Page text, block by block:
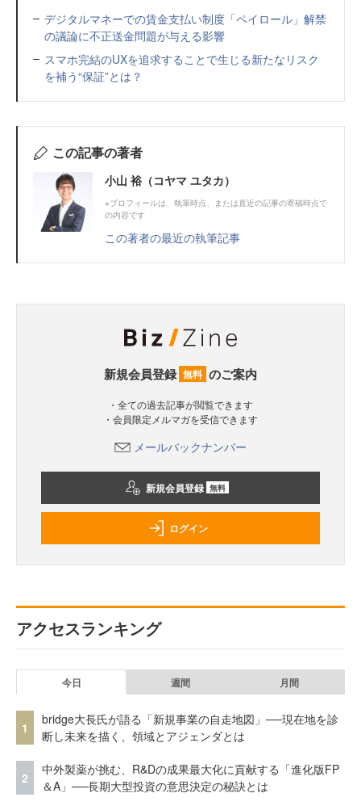
デジタルマネーでの賃金支払い制度「ペイロール」解禁
の議論に不正送金問題が与える影響
スマホ完結のUXを追求することで生じる新たなリスク
を補う“保証”とは？
この記事の著者
小山 裕（コヤマ ユタカ）
※プロフィールは、執筆時点、または直近の記事の寄稿時点で
の内容です
この著者の最近の執筆記事
新規会員登録 無料 のご案内
・全ての過去記事が閲覧できます
・会員限定メルマガを受信できます
メールバックナンバー
新規会員登録 無料
ログイン
アクセスランキング
今日 週間 月間
1
bridge大長氏が語る「新規事業の自走地図」──現在地を診
断し未来を描く、領域とアジェンダとは
2
中外製薬が挑む、R&Dの成果最大化に貢献する「進化版FP
＆A」──長期大型投資の意思決定の秘訣とは